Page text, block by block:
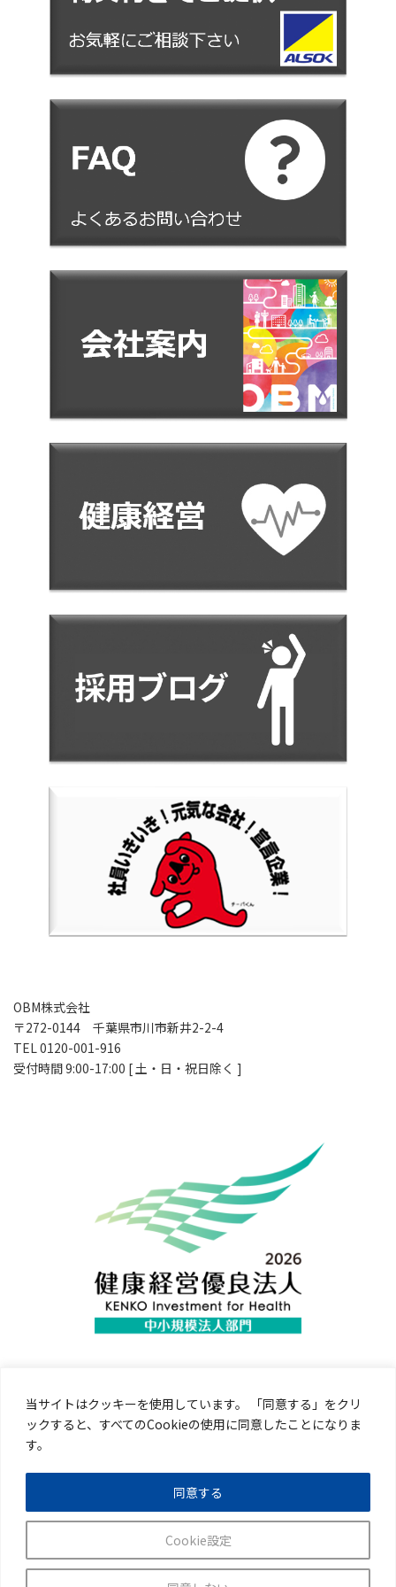
当サイトはクッキーを使用しています。 「同意する」をクリ
ックすると、すべてのCookieの使用に同意したことになりま
す。
Cookie設定
同意する
OBM株式会社
〒272-0144 千葉県市川市新井2-2-4
TEL 0120-001-916
受付時間 9:00-17:00 [ 土・日・祝日除く ]
・リンク
・個人情報保護方針